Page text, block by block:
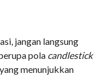
jangan langsung
pola candlestick
menunjukkan